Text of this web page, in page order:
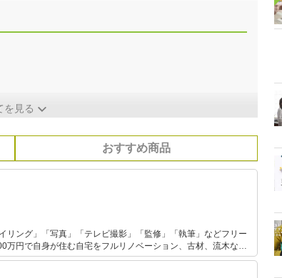
を見る
おすすめ商品
リング」「写真」「テレビ撮影」「監修」「執筆」などフリー
て取り上げられている。 幼少期から物作りが好き
る精神、そんな好きが高じて、趣味から現在のお仕事に発展。